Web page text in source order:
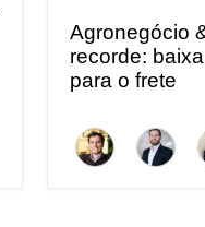
Agronegócio
recorde:
para o frete